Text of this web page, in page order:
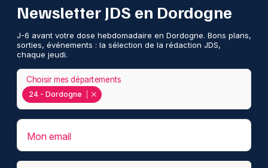
Newsletter JDS en Dordogne
J-6 avant votre dose hebdomadaire en Dordogne. Bons plans,
sorties, événements : la sélection de la rédaction JDS,
chaque jeudi.
24 - Dordogne
Choisir mes départements
Mon email